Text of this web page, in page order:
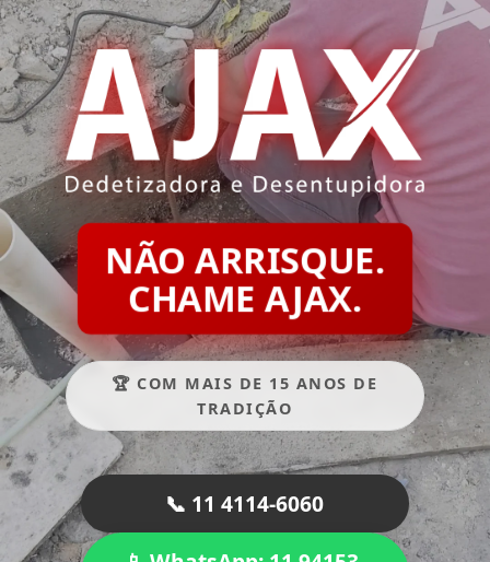
NÃO ARRISQUE.
CHAME AJAX.
🏆 COM MAIS DE 15 ANOS DE
TRADIÇÃO
📞 11 4114-6060